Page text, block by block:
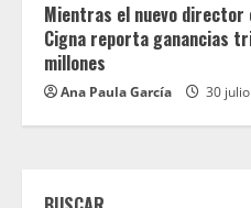
Mientras el nuevo director
Cigna reporta ganancias
millones
Ana Paula García 30